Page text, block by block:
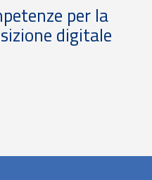
per la
digitale